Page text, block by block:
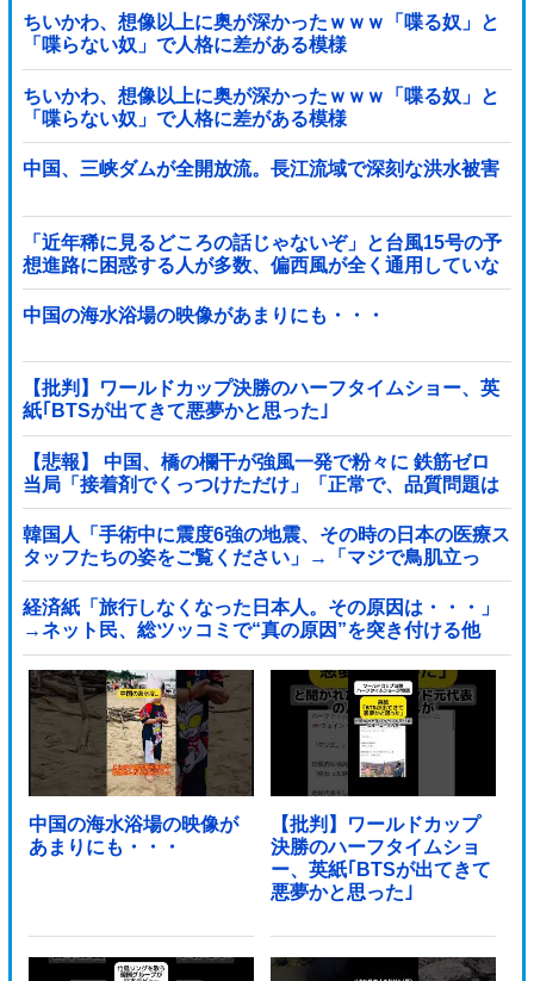
ちいかわ、想像以上に奥が深かったｗｗｗ「喋る奴」と
「喋らない奴」で人格に差がある模様
ちいかわ、想像以上に奥が深かったｗｗｗ「喋る奴」と
「喋らない奴」で人格に差がある模様
中国、三峡ダムが全開放流。長江流域で深刻な洪水被害
「近年稀に見るどころの話じゃないぞ」と台風15号の予
想進路に困惑する人が多数、偏西風が全く通用していな
いんだけど……
中国の海水浴場の映像があまりにも・・・
【批判】ワールドカップ決勝のハーフタイムショー、英
紙｢BTSが出てきて悪夢かと思った｣
【悲報】 中国、橋の欄干が強風一発で粉々に 鉄筋ゼロ
当局「接着剤でくっつけただけ」「正常で、品質問題は
ない」
韓国人「手術中に震度6強の地震、その時の日本の医療ス
タッフたちの姿をご覧ください」→「マジで鳥肌立っ
た」「こういう姿は韓国も見習わないと」...
経済紙「旅行しなくなった日本人。その原因は・・・」
→ネット民、総ツッコミで“真の原因”を突き付ける他
中国の海水浴場の映像が
あまりにも・・・
【批判】ワールドカップ
決勝のハーフタイムショ
ー、英紙｢BTSが出てきて
悪夢かと思った｣